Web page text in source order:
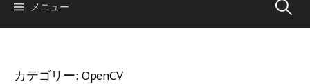
メニュー 検
カテゴリー: OpenCV